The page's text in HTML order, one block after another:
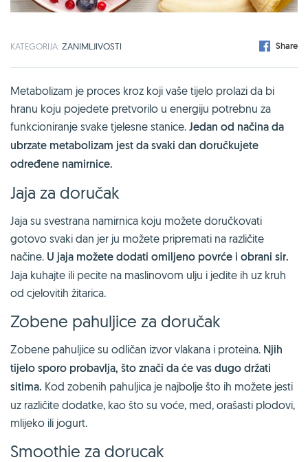
KATEGORIJA: ZANIMLJIVOSTI Share
Metabolizam je proces kroz koji vaše tijelo prolazi da bi
hranu koju pojedete pretvorilo u energiju potrebnu za
funkcioniranje svake tjelesne stanice. Jedan od načina da
ubrzate metabolizam jest da svaki dan doručkujete
određene namirnice.
Jaja za doručak
Jaja su svestrana namirnica koju možete doručkovati
gotovo svaki dan jer ju možete pripremati na različite
načine. U jaja možete dodati omiljeno povrće i obrani sir.
Jaja kuhajte ili pecite na maslinovom ulju i jedite ih uz kruh
od cjelovitih žitarica.
Zobene pahuljice za doručak
Zobene pahuljice su odličan izvor vlakana i proteina. Njih
tijelo sporo probavlja, što znači da će vas dugo držati
sitima. Kod zobenih pahuljica je najbolje što ih možete jesti
uz različite dodatke, kao što su voće, med, orašasti plodovi,
mlijeko ili jogurt.
Smoothie za dorucak